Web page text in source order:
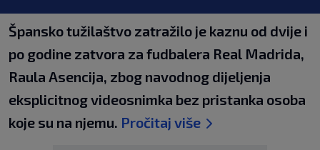
Špansko tužilaštvo zatražilo je kaznu od dvije i
po godine zatvora za fudbalera Real Madrida,
Raula Asencija, zbog navodnog dijeljenja
eksplicitnog videosnimka bez pristanka osoba
koje su na njemu. Pročitaj više